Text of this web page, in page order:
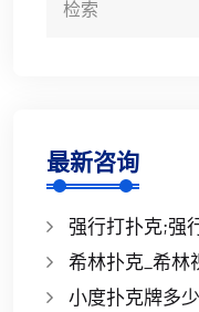
最新咨询
强行打扑克;强
希林扑克_希林
小度扑克牌多